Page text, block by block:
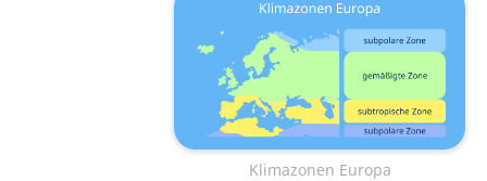
Klimazonen Europa